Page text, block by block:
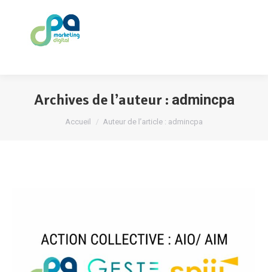
Archives de l’auteur : admincpa
Vous êtes ici :
Accueil Auteur de l’article : admincpa